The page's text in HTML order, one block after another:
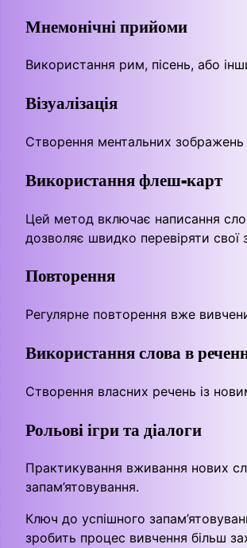
Мнемонічні прийоми
Використання рим, пісень, або
Візуалізація
Створення ментальних
Використання флеш-карт
Цей метод включає написання
дозволяє швидко перевіряти свої
Повторення
Регулярне повторення вже
Використання слова в
Створення власних речень із
Рольові ігри та діалоги
Практикування вживання нових
запам’ятовування.
Ключ до успішного
зробить процес вивчення більш